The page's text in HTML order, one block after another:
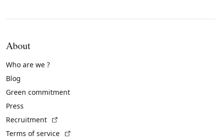
About
Who are we ?
Blog
Green commitment
Press
Recruitment
Terms of service